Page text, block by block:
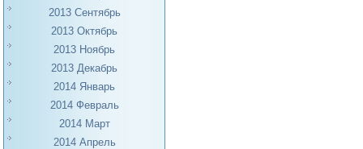
2013 Сентябрь
2013 Октябрь
2013 Ноябрь
2013 Декабрь
2014 Январь
2014 Февраль
2014 Март
2014 Апрель